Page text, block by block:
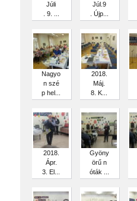
Júli
. 9. ...
Júl.9
. Újp...
Nagyo
n szé
p hel...
2018.
Máj.
8. K...
2018.
Ápr.
3. El...
Gyöny
örű n
óták ...